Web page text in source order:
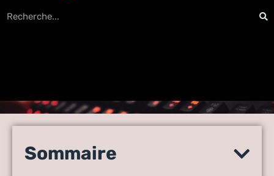
incontournable des
Sommaire